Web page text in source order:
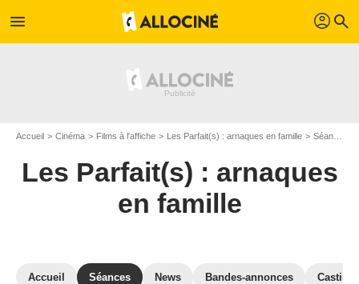
menu profil search
Accueil Cinéma Films à l'affiche Les Parfait(s) : arnaques en famille Séances cinéma Les Parfait(s) : arnaques en famille
Les Parfait(s) : arnaques
en famille
Accueil Séances News Bandes-annonces Casting